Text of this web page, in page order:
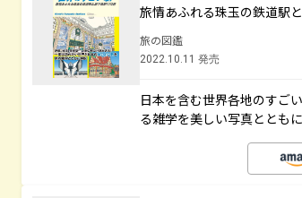
旅情あふれる珠玉の鉄道駅
旅の図鑑
2022.10.11 発売
日本を含む世界各地のすご
る雑学を美しい写真ととも